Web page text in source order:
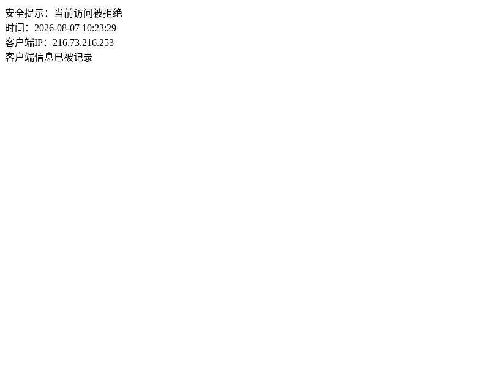
安全提示：当前访问被拒绝
时间：2026-08-07 10:23:29
客户端IP：216.73.216.253
客户端信息已被记录